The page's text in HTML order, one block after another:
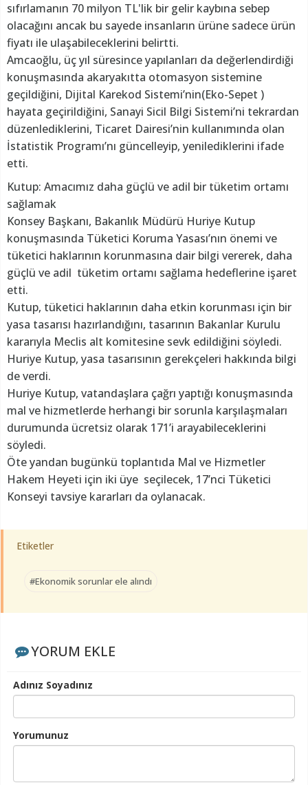
sıfırlamanın 70 milyon TL'lik bir gelir kaybına sebep
olacağını ancak bu sayede insanların ürüne sadece ürün
fiyatı ile ulaşabileceklerini belirtti.
Amcaoğlu, üç yıl süresince yapılanları da değerlendirdiği
konuşmasında akaryakıtta otomasyon sistemine
geçildiğini, Dijital Karekod Sistemi’nin(Eko-Sepet )
hayata geçirildiğini, Sanayi Sicil Bilgi Sistemi’ni tekrardan
düzenlediklerini, Ticaret Dairesi’nin kullanımında olan
İstatistik Programı’nı güncelleyip, yenilediklerini ifade
etti.
Kutup: Amacımız daha güçlü ve adil bir tüketim ortamı
sağlamak
Konsey Başkanı, Bakanlık Müdürü Huriye Kutup
konuşmasında Tüketici Koruma Yasası’nın önemi ve
tüketici haklarının korunmasına dair bilgi vererek, daha
güçlü ve adil tüketim ortamı sağlama hedeflerine işaret
etti.
Kutup, tüketici haklarının daha etkin korunması için bir
yasa tasarısı hazırlandığını, tasarının Bakanlar Kurulu
kararıyla Meclis alt komitesine sevk edildiğini söyledi.
Huriye Kutup, yasa tasarısının gerekçeleri hakkında bilgi
de verdi.
Huriye Kutup, vatandaşlara çağrı yaptığı konuşmasında
mal ve hizmetlerde herhangi bir sorunla karşılaşmaları
durumunda ücretsiz olarak 171’i arayabileceklerini
söyledi.
Öte yandan bugünkü toplantıda Mal ve Hizmetler
Hakem Heyeti için iki üye seçilecek, 17’nci Tüketici
Konseyi tavsiye kararları da oylanacak.
Etiketler
#Ekonomik sorunlar ele alındı
YORUM EKLE
Adınız Soyadınız
Yorumunuz